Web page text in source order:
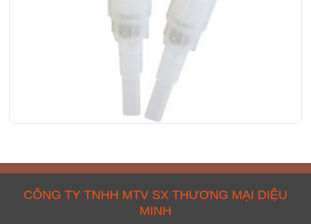
CÔNG TY TNHH MTV SX THƯƠNG MẠI DIỆU
MINH